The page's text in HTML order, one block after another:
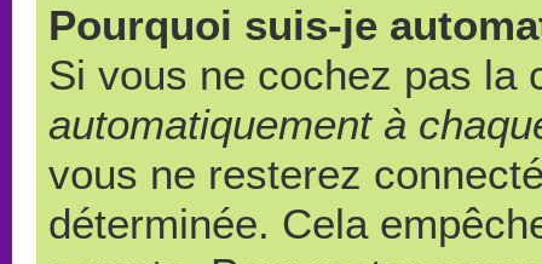
Pourquoi suis-je
Si vous ne cochez pas la
automatiquement à
vous ne resterez
déterminée. Cela